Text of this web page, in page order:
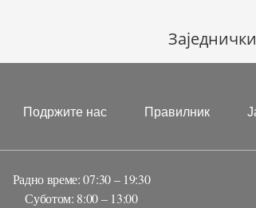
Подржите нас Правилник
Радно време: 07:30 – 19:30
Суботом: 8:00 – 13:00